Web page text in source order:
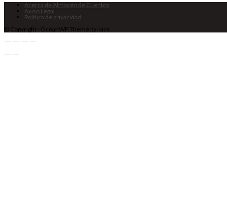
Acerca de Almacén de Cuentos
Aviso Legal
Política de privacidad
© Copyright - OceanWP Theme by Nick